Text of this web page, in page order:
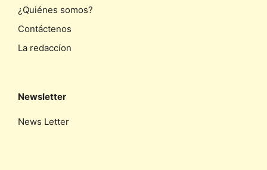
¿Quiénes somos?
Contáctenos
La redaccíon
Newsletter
News Letter